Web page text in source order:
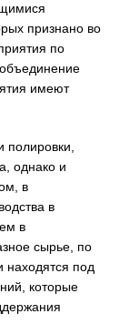
признано во
по
имеют
полировки,
однако и
в
в
в
сырье, по
находятся под
которые